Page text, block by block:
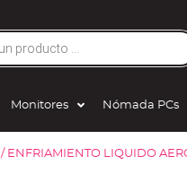
Monitores Nómada PCs
/ ENFRIAMIENTO LIQUIDO